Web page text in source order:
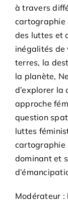
à travers
cartographie
des luttes et
inégalités de
terres, la
la planète,
d’explorer la
approche
question
luttes
cartographie
dominant et
Modérateur :